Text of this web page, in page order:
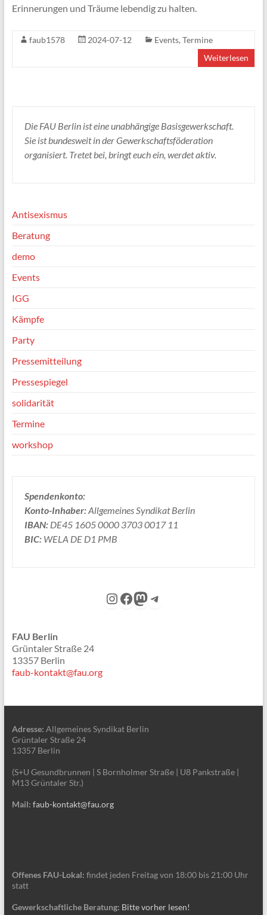
Erinnerungen und Träume lebendig zu halten.
faub1578 2024-07-12 Events, Termine
Weiterlesen
Die FAU Berlin ist eine unabhängige Basisgewerkschaft.
Sie ist bundesweit in der Gewerkschaftsföderation
organisiert. Tretet bei, bringt euch ein, werdet aktiv.
Antisexismus
Beratung
demo
Events
IGG
Kämpfe
Party
Pressemitteilung
Pressespiegel
solidarität
Termine
workshop
Spendenkonto:
Konto-Inhaber:Allgemeines Syndikat Berlin
IBAN:DE45 1605 0000 3703 0017 11
BIC:WELA DE D1 PMB
Instagram
Facebook
Mastodon
Telegram
FAU Berlin
Grüntaler Straße 24
13357 Berlin
faub-kontakt@fau.org
Adresse: Allgemeines Syndikat Berlin
Grüntaler Straße 24
13357 Berlin
(S+U Gesundbrunnen | S Bornholmer Straße | U8 Pankstraße |
M13 Grüntaler Str.)
Mail: faub-kontakt@fau.org
Offenes FAU-Lokal: findet jeden Freitag von 18:00 bis 21:00 Uhr
statt
Gewerkschaftliche Beratung: Bitte vorher lesen!